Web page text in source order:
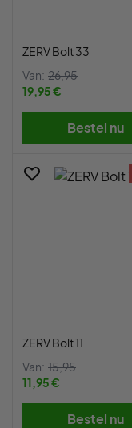
ZERV Bolt 33
Van: 26,95
19,95 €
Bestel nu
ZERV Bolt 11
Van: 15,95
11,95 €
Bestel nu